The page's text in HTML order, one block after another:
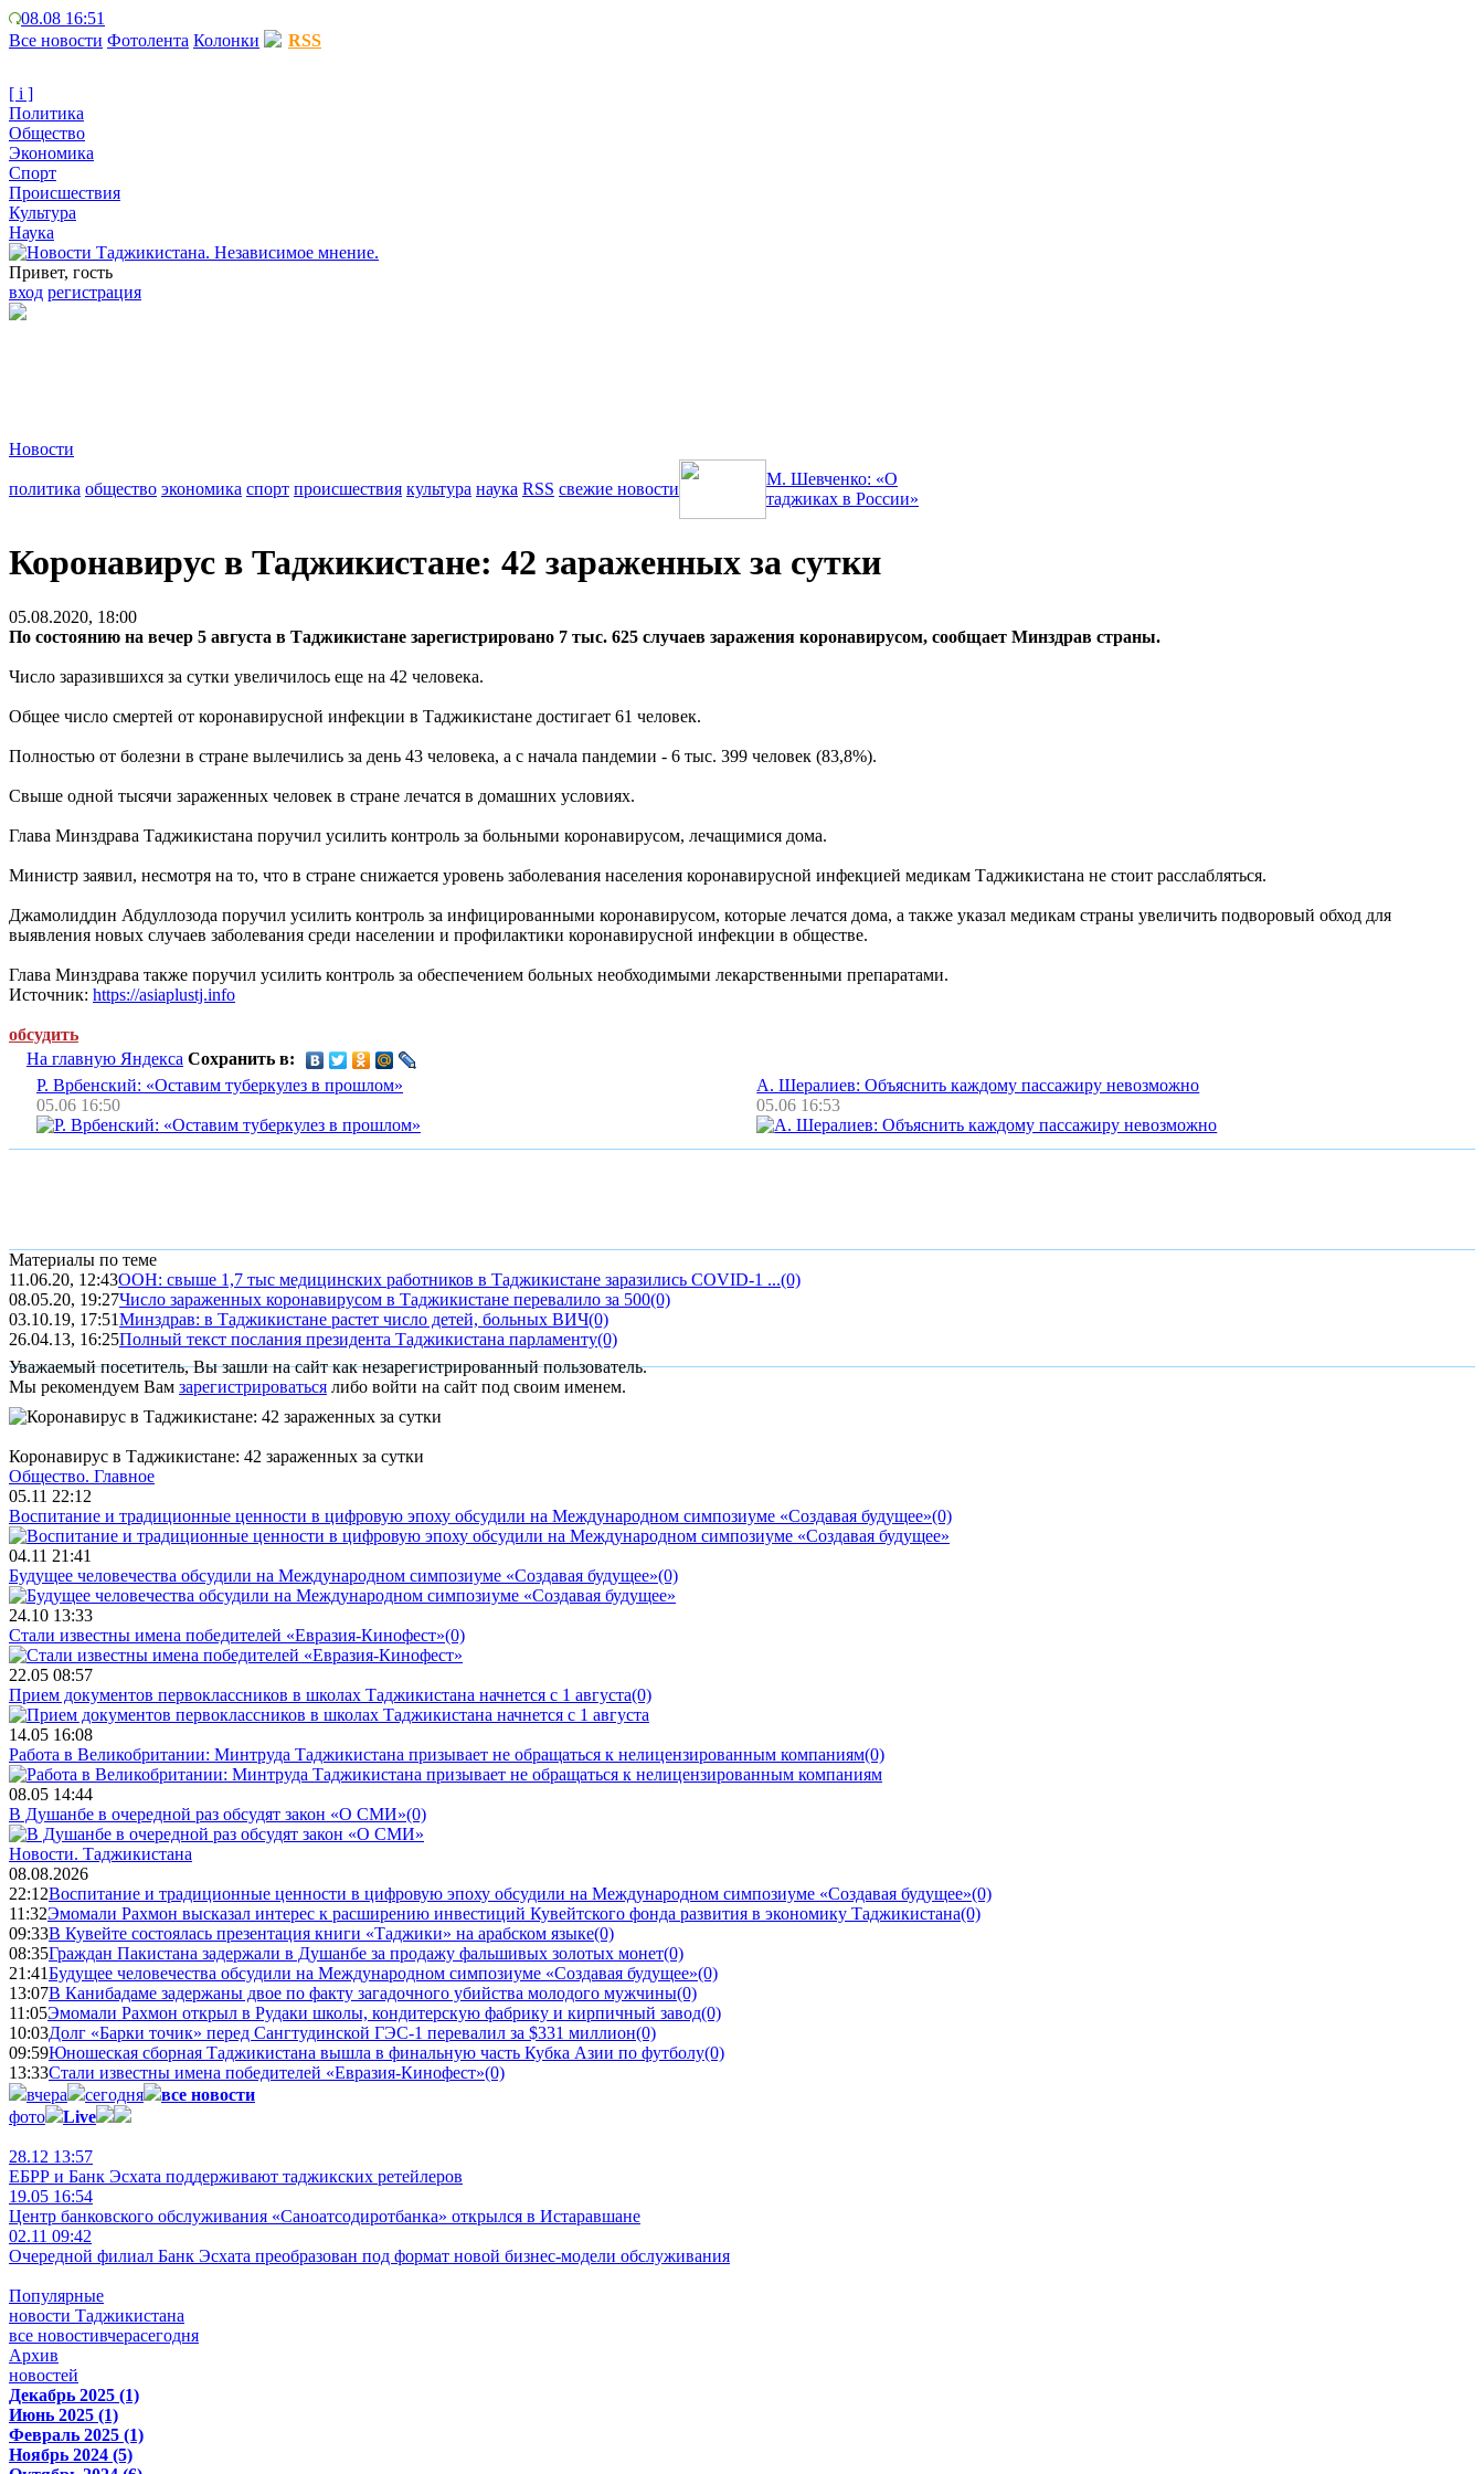
08.08 16:51
Все новости Фотолента Колонки RSS
[ i ]
Политика
Общество
Экономика
Спорт
Происшествия
Культура
Наука
Привет, гость
вход регистрация
Новости
политика общество экономика спорт происшествия культура наука RSS свежие новости
М. Шевченко: «О
таджиках в России»
Коронавирус в Таджикистане: 42 зараженных за сутки
05.08.2020, 18:00
По состоянию на вечер 5 августа в Таджикистане зарегистрировано 7 тыс. 625 случаев заражения коронавирусом, сообщает Минздрав страны.
Число заразившихся за сутки увеличилось еще на 42 человека.
Общее число смертей от коронавирусной инфекции в Таджикистане достигает 61 человек.
Полностью от болезни в стране вылечились за день 43 человека, а с начала пандемии - 6 тыс. 399 человек (83,8%).
Свыше одной тысячи зараженных человек в стране лечатся в домашних условиях.
Глава Минздрава Таджикистана поручил усилить контроль за больными коронавирусом, лечащимися дома.
Министр заявил, несмотря на то, что в стране снижается уровень заболевания населения коронавирусной инфекцией медикам Таджикистана не стоит расслабляться.
Джамолиддин Абдуллозода поручил усилить контроль за инфицированными коронавирусом, которые лечатся дома, а также указал медикам страны увеличить подворовый обход для
выявления новых случаев заболевания среди населении и профилактики коронавирусной инфекции в обществе.
Глава Минздрава также поручил усилить контроль за обеспечением больных необходимыми лекарственными препаратами.
Источник: https://asiaplustj.info
обсудить
На главную Яндекса Сохранить в:
Р. Врбенский: «Оставим туберкулез в прошлом»
05.06 16:50
А. Шералиев: Объяснить каждому пассажиру невозможно
05.06 16:53
Материалы по теме
11.06.20, 12:43ООН: свыше 1,7 тыс медицинских работников в Таджикистане заразились COVID-1 ...(0)
08.05.20, 19:27Число зараженных коронавирусом в Таджикистане перевалило за 500(0)
03.10.19, 17:51Минздрав: в Таджикистане растет число детей, больных ВИЧ(0)
26.04.13, 16:25Полный текст послания президента Таджикистана парламенту(0)
Уважаемый посетитель, Вы зашли на сайт как незарегистрированный пользователь.
Мы рекомендуем Вам зарегистрироваться либо войти на сайт под своим именем.
Коронавирус в Таджикистане: 42 зараженных за сутки
Общество. Главное
05.11 22:12
Воспитание и традиционные ценности в цифровую эпоху обсудили на Международном симпозиуме «Создавая будущее»(0)
04.11 21:41
Будущее человечества обсудили на Международном симпозиуме «Создавая будущее»(0)
24.10 13:33
Стали известны имена победителей «Евразия-Кинофест»(0)
22.05 08:57
Прием документов первоклассников в школах Таджикистана начнется с 1 августа(0)
14.05 16:08
Работа в Великобритании: Минтруда Таджикистана призывает не обращаться к нелицензированным компаниям(0)
08.05 14:44
В Душанбе в очередной раз обсудят закон «О СМИ»(0)
Новости. Таджикистана
08.08.2026
22:12Воспитание и традиционные ценности в цифровую эпоху обсудили на Международном симпозиуме «Создавая будущее»(0)
11:32Эмомали Рахмон высказал интерес к расширению инвестиций Кувейтского фонда развития в экономику Таджикистана(0)
09:33В Кувейте состоялась презентация книги «Таджики» на арабском языке(0)
08:35Граждан Пакистана задержали в Душанбе за продажу фальшивых золотых монет(0)
21:41Будущее человечества обсудили на Международном симпозиуме «Создавая будущее»(0)
13:07В Канибадаме задержаны двое по факту загадочного убийства молодого мужчины(0)
11:05Эмомали Рахмон открыл в Рудаки школы, кондитерскую фабрику и кирпичный завод(0)
10:03Долг «Барки точик» перед Сангтудинской ГЭС-1 перевалил за $331 миллион(0)
09:59Юношеская сборная Таджикистана вышла в финальную часть Кубка Азии по футболу(0)
13:33Стали известны имена победителей «Евразия-Кинофест»(0)
вчера
сегодня
все новости
фото
Live
28.12 13:57
ЕБРР и Банк Эсхата поддерживают таджикских ретейлеров
19.05 16:54
Центр банковского обслуживания «Саноатсодиротбанка» открылся в Истаравшане
02.11 09:42
Очередной филиал Банк Эсхата преобразован под формат новой бизнес-модели обслуживания
Популярные
новости Таджикистана
все новостивчерасегодня
Архив
новостей
Декабрь 2025 (1)
Июнь 2025 (1)
Февраль 2025 (1)
Ноябрь 2024 (5)